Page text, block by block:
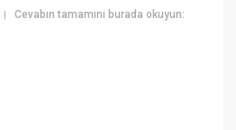
|Cevabın tamamını burada okuyun: